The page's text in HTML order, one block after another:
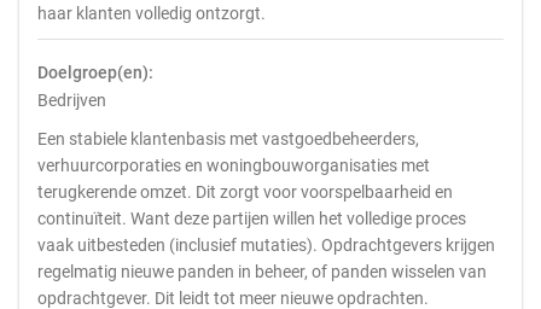
haar klanten volledig ontzorgt.
Doelgroep(en):
Bedrijven
Een stabiele klantenbasis met vastgoedbeheerders,
verhuurcorporaties en woningbouworganisaties met
terugkerende omzet. Dit zorgt voor voorspelbaarheid en
continuïteit. Want deze partijen willen het volledige proces
vaak uitbesteden (inclusief mutaties). Opdrachtgevers krijgen
regelmatig nieuwe panden in beheer, of panden wisselen van
opdrachtgever. Dit leidt tot meer nieuwe opdrachten.